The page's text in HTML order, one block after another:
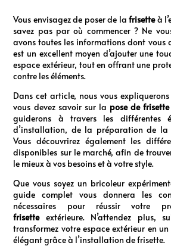
Vous envisagez de poser de la frisetteà
savez pas par où commencer ? Ne
avons toutes les informations dont vous
est un excellent moyen d’ajouter une
espace extérieur, tout en offrant une
contre les éléments.
Dans cet article, nous vous
vous devez savoir sur la pose de frisette
guiderons à travers les différentes
d’installation, de la préparation de
Vous découvrirez également les
disponibles sur le marché, afin de
le mieux à vos besoins et à votre style.
Que vous soyez un bricoleur
guide complet vous donnera les
nécessaires pour réussir votre
frisette extérieure. N’attendez plus,
transformez votre espace extérieur en
élégant grâce à l’installation de frisette.